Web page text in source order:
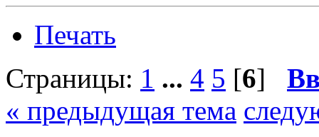
Печать
Страницы: 1 ... 4 5 [6]
« предыдущая тема